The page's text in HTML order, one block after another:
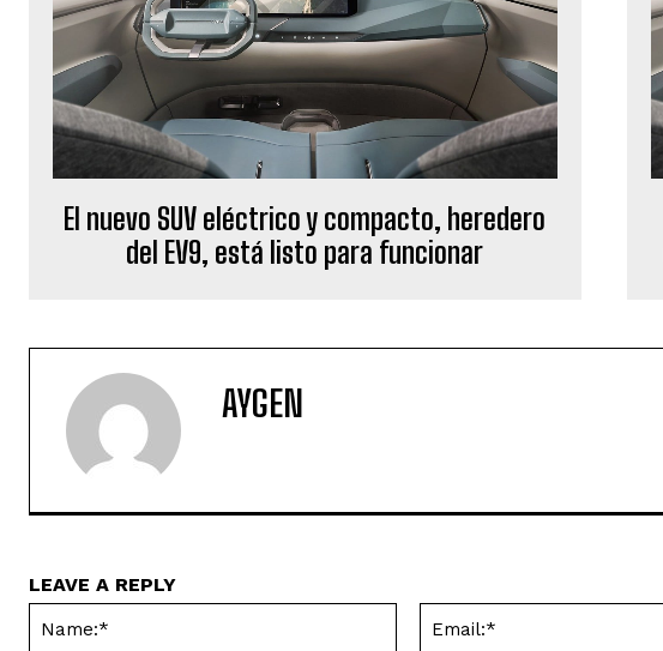
El nuevo SUV eléctrico y compacto, heredero
del EV9, está listo para funcionar
AYGEN
LEAVE A REPLY